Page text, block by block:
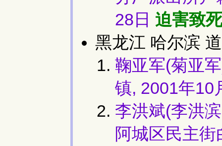
28日 迫害致死
黑龙江 哈尔滨
鞠亚军(菊亚
镇, 2001年10
李洪斌(李洪
阿城区民主